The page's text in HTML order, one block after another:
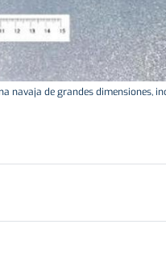
navaja de grandes dimensiones,